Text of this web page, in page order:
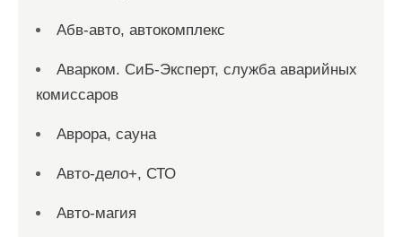
Абв-авто, автокомплекс
Аварком. СиБ-Эксперт, служба аварийных
комиссаров
Аврора, сауна
Авто-дело+, СТО
Авто-магия